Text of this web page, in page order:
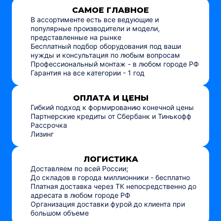
САМОЕ ГЛАВНОЕ
В ассортименте есть все ведующие и
популярные производители и модели,
представленные на рынке
Бесплатный подбор оборудования под ваши
нужды и консультация по любым вопросам
Профессиональный монтаж - в любом городе РФ
Гарантия на все категории - 1 год
ОПЛАТА И ЦЕНЫ
Гибкий подход к формированию конечной цены
Партнерские кредиты от Сбербанк и Тинькофф
Рассрочка
Лизинг
ЛОГИСТИКА
Доставляем по всей России;
До складов в города миллионники - бесплатно
Платная доставка через ТК непосредственно до
адресата в любом городе РФ
Организация доставки фурой до клиента при
большом объеме